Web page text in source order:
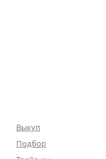
Выкуп
Подбор